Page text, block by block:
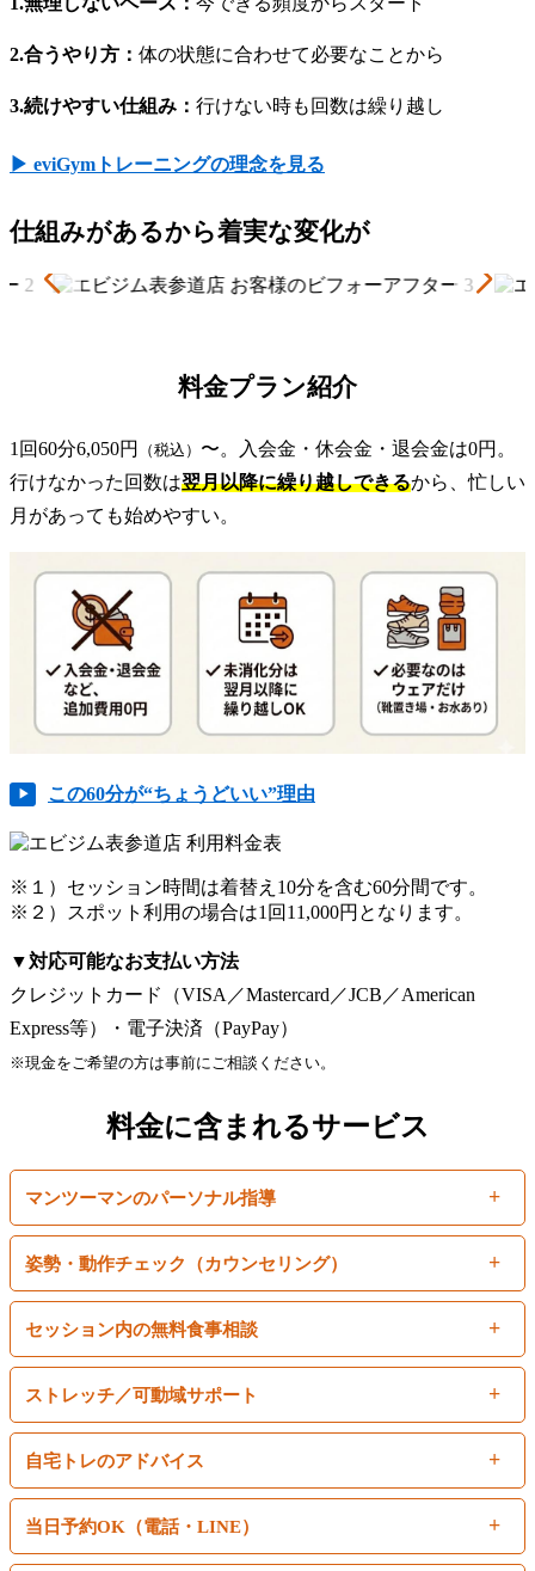
2.合うやり方： 体の状態に合わせて必要なことから
3.続けやすい仕組み： 行けない時も回数は繰り越し
▶ eviGymトレーニングの理念を見る
仕組みがあるから着実な変化が
料金プラン紹介
1回60分6,050円 （税込） 〜。入会金・休会金・退会金は0円。
行けなかった回数は翌月以降に繰り越しできるから、忙しい
月があっても始めやすい。
この60分が“ちょうどいい”理由
※１）セッション時間は着替え10分を含む60分間です。
※２）スポット利用の場合は1回11,000円となります。
▼対応可能なお支払い方法
クレジットカード（VISA／Mastercard／JCB／American
Express等）・電子決済（PayPay）
※現金をご希望の方は事前にご相談ください。
料金に含まれるサービス
マンツーマンのパーソナル指導
姿勢・動作チェック（カウンセリング）
セッション内の無料食事相談
ストレッチ／可動域サポート
自宅トレのアドバイス
当日予約OK（電話・LINE）